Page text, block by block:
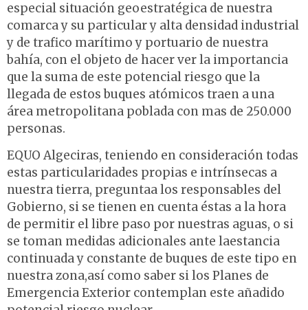
especial situación geoestratégica de nuestra
comarca y su particular y alta densidad industrial
y de trafico marítimo y portuario de nuestra
bahía, con el objeto de hacer ver la importancia
que la suma de este potencial riesgo que la
llegada de estos buques atómicos traen a una
área metropolitana poblada con mas de 250.000
personas.
EQUO Algeciras, teniendo en consideración todas
estas particularidades propias e intrínsecas a
nuestra tierra, preguntaa los responsables del
Gobierno, si se tienen en cuenta éstas a la hora
de permitir el libre paso por nuestras aguas, o si
se toman medidas adicionales ante laestancia
continuada y constante de buques de este tipo en
nuestra zona,así como saber si los Planes de
Emergencia Exterior contemplan este añadido